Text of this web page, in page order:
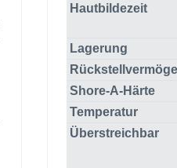
Hautbildezeit
Lagerung
Shore-A-Härte
Temperatur
Überstreichbar